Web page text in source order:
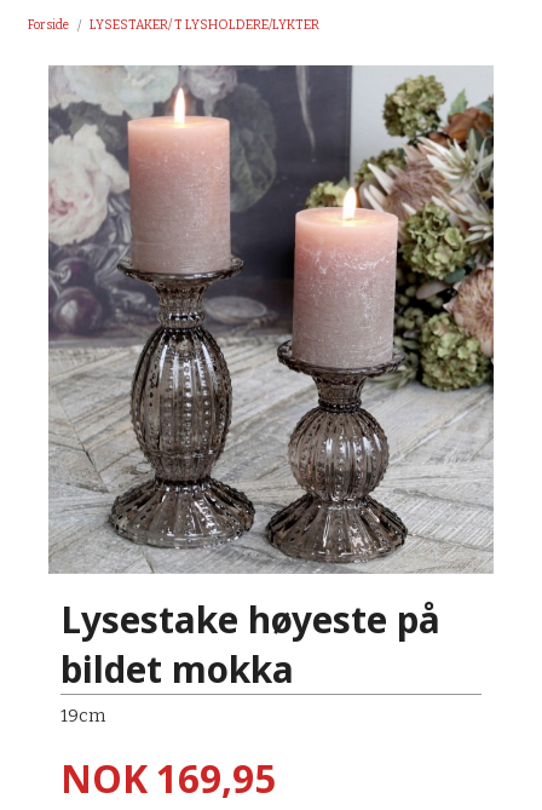
Forside LYSESTAKER/ T LYSHOLDERE/LYKTER
Lysestake høyeste på
bildet mokka
19cm
Pris
NOK169,95